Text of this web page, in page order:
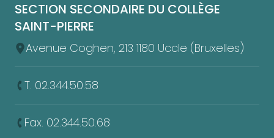
SECTION SECONDAIRE DU COLLÈGE
SAINT-PIERRE
Avenue Coghen, 213 1180 Uccle (Bruxelles)
T. 02.344.50.58
Fax. 02.344.50.68